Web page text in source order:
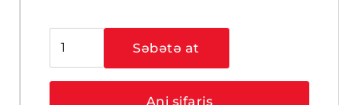
DS-
Səbətə at
Ani sifariş